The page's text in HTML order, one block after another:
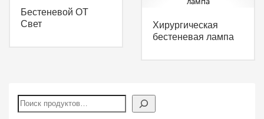
Бестеневой ОТ
Свет
Хирургическая
бестеневая лампа
Поиск